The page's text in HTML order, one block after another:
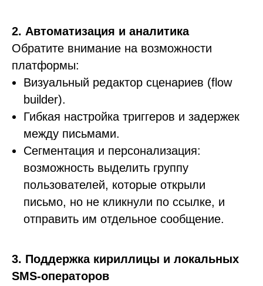
2. Автоматизация и аналитика
Обратите внимание на возможности
платформы:
Визуальный редактор сценариев (flow
builder).
Гибкая настройка триггеров и задержек
между письмами.
Сегментация и персонализация:
возможность выделить группу
пользователей, которые открыли
письмо, но не кликнули по ссылке, и
отправить им отдельное сообщение.
3. Поддержка кириллицы и локальных
SMS-операторов